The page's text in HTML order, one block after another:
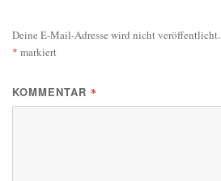
Deine E-Mail-Adresse wird nicht veröffentlicht.
* markiert
KOMMENTAR *